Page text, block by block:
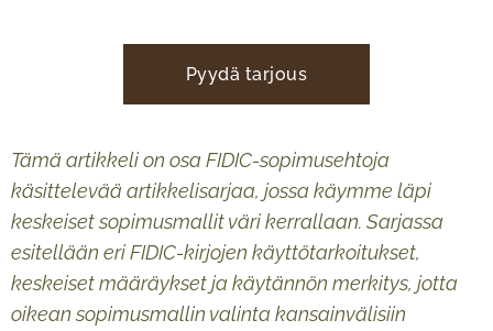
Pyydä tarjous
Tämä artikkeli on osa FIDIC-sopimusehtoja
käsittelevää artikkelisarjaa, jossa käymme läpi
keskeiset sopimusmallit väri kerrallaan. Sarjassa
esitellään eri FIDIC-kirjojen käyttötarkoitukset,
keskeiset määräykset ja käytännön merkitys, jotta
oikean sopimusmallin valinta kansainvälisiin